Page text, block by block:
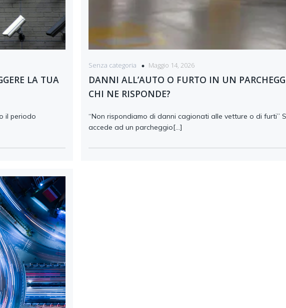
LA TUA
il periodo
Senza categoria Maggio 14, 2026
DANNI ALL’AUTO O FURTO IN UN
CHI NE RISPONDE?
“Non rispondiamo di danni cagionati alle vetture o di furti”
accede ad un parcheggio[…]